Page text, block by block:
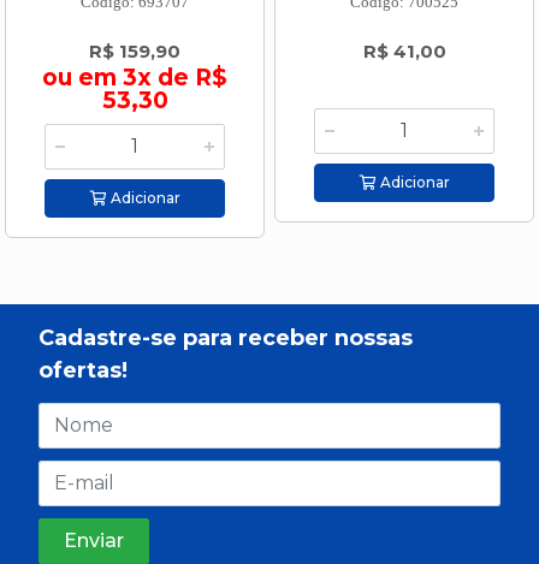
R$ 159,90
ou em 3x de R$
53,30
Adicionar
R$ 41,00
Adicionar
Cadastre-se para receber nossas
ofertas!